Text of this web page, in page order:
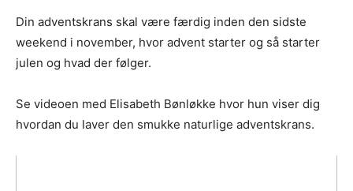
Din adventskrans skal være færdig inden den sidste
weekend i november, hvor advent starter og så starter
julen og hvad der følger.
Se videoen med Elisabeth Bønløkke hvor hun viser dig
hvordan du laver den smukke naturlige adventskrans.